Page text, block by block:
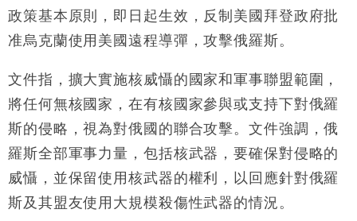
17:33
財經｜滙豐上調香港今年GDP預測至4.5% 看好貿易
及消費表現
本地｜假冒內地執法人員要求交「保證金」 43歲女子
15:47
財經｜恒隆10月換帥 玩具「反」斗城亞洲CEO蔡德
粦接任
15:11
財經｜韓股反覆波動收跌 連挫7周創逾3年最長跌勢
13:44
財經｜內地7月美元計價出口增近24%勝預期 貿易順
政策基本原則，即日起生效，反制美國拜登政府批
准烏克蘭使用美國遠程導彈，攻擊俄羅斯。
文件指，擴大實施核威懾的國家和軍事聯盟範圍，
將任何無核國家，在有核國家參與或支持下對俄羅
斯的侵略，視為對俄國的聯合攻擊。文件強調，俄
羅斯全部軍事力量，包括核武器，要確保對侵略的
威懾，並保留使用核武器的權利，以回應針對俄羅
斯及其盟友使用大規模殺傷性武器的情況。